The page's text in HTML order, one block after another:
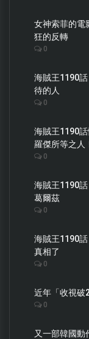
女神索菲的電
狂的反轉
0
海賊王1190
待的人
0
海賊王1190
羅傑所等之人
0
海賊王1190
葛爾茲
0
海賊王1190
真相了
0
近年「收視破
0
又一部韓國